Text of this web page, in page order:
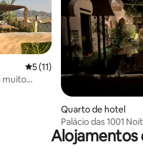
Classificação média de 5 em
5 (11)
Quarto de hotel
Palácio das 1001
noites árabes
Alojamentos